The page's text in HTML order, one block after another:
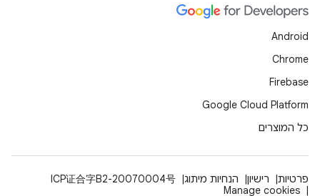
Android
Chrome
Firebase
Google Cloud Platform
כל המוצרים
פרטיות רישיון הנחיות מיתוג
ICP证合字B2-20070004号
Manage cookies